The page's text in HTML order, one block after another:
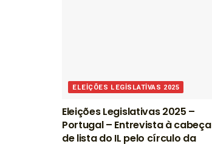
ELEIÇÕES LEGISLATIVAS 2025
Eleições Legislativas 2025 –
Portugal – Entrevista à cabeça
de lista do IL pelo círculo da